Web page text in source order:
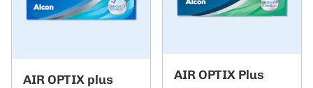
AIR OPTIX plus
AIR OPTIX Plus